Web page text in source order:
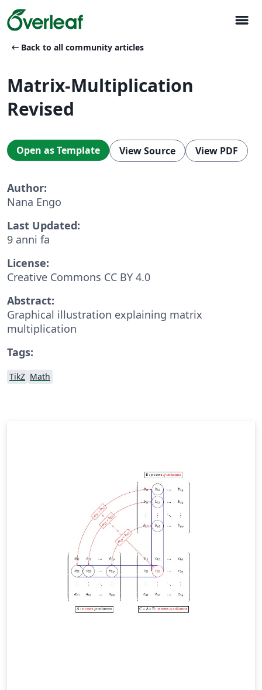
menu
arrow_left_alt Back to all community articles
Matrix-Multiplication
Revised
Open as Template View Source View PDF
Author:
Nana Engo
Last Updated:
9 anni fa
License:
Creative Commons CC BY 4.0
Abstract:
Graphical illustration explaining matrix
multiplication
Tags:
TikZ Math